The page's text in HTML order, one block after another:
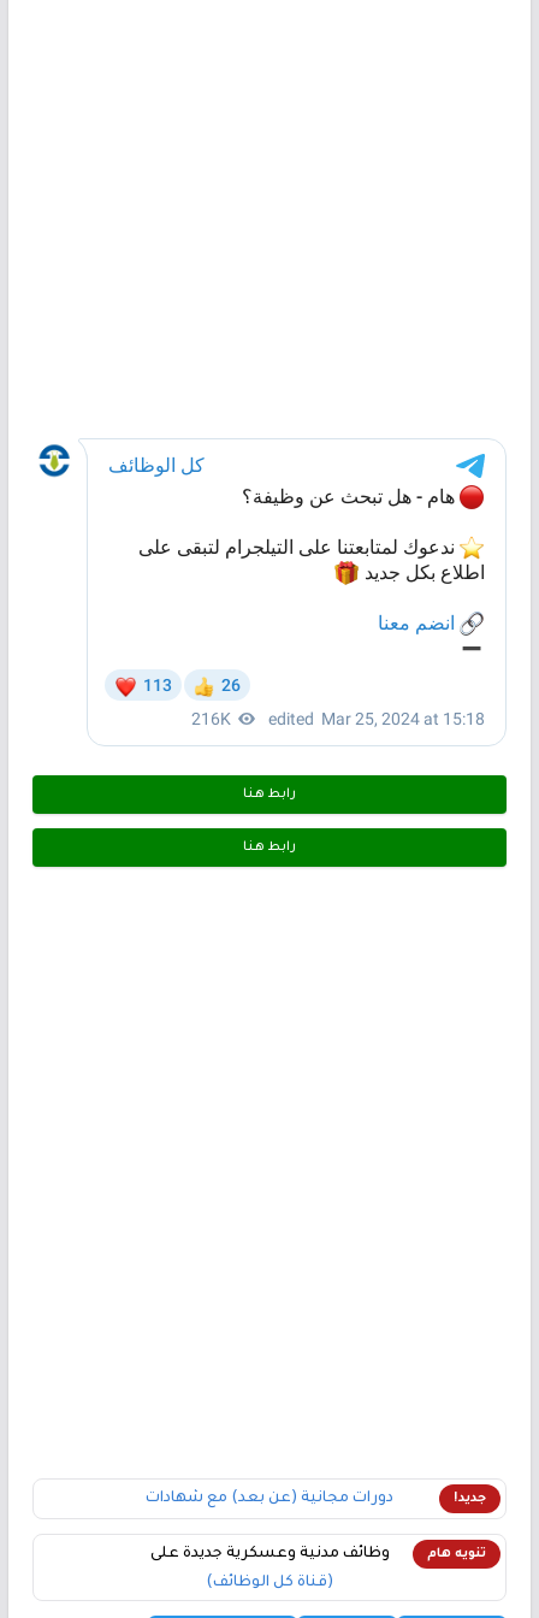
رابط هـنـا
رابط هـنـا
جديد! دورات مجانية (عن بعد) مع شهادات
تنويه هام
وظائف مدنية وعسكرية جديدة على
(قناة كل الوظائف)